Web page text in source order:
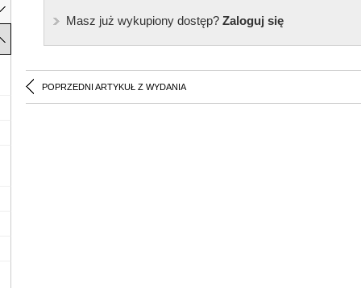
Masz już wykupiony dostęp?Zaloguj się
POPRZEDNI ARTYKUŁ Z WYDANIA